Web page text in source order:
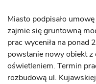
Miasto podpisało
zajmie się gruntowną
prac wyceniła na ponad
powstanie nowy obiekt
oświetleniem. Termin
rozbudową ul.